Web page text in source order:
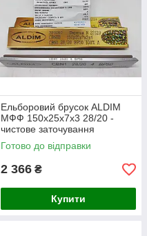
Ельборовий брусок ALDIM
МФФ 150х25х7х3 28/20 -
чистове заточування
Готово до відправки
2 366 ₴
Купити